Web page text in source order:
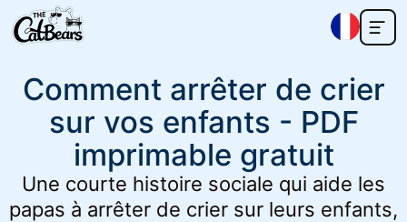
Comment arrêter de crier
sur vos enfants - PDF
imprimable gratuit
Une courte histoire sociale qui aide les
papas à arrêter de crier sur leurs enfants,